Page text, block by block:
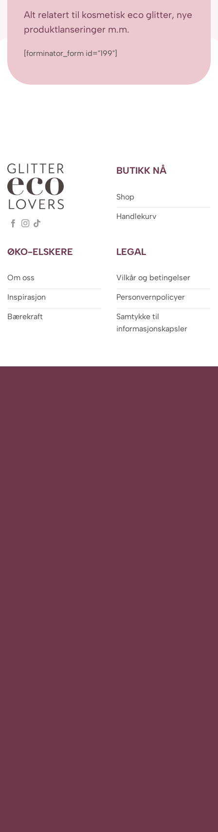
Alt relatert til kosmetisk eco glitter, nye
produktlanseringer m.m.
[forminator_form id="199"]
BUTIKK NÅ
Shop
Handlekurv
ØKO-ELSKERE
Om oss
Inspirasjon
Bærekraft
LEGAL
Vilkår og betingelser
Personvernpolicyer
Samtykke til
informasjonskapsler